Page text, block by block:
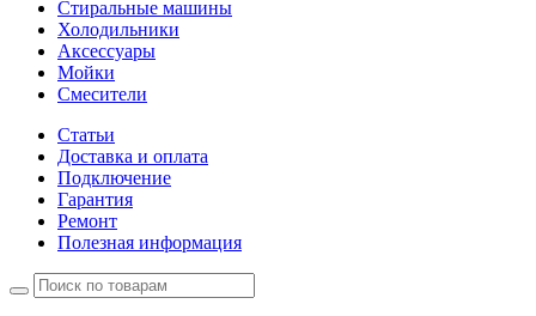
Стиральные машины
Холодильники
Аксессуары
Мойки
Cмесители
Статьи
Доставка и оплата
Подключение
Гарантия
Ремонт
Полезная информация